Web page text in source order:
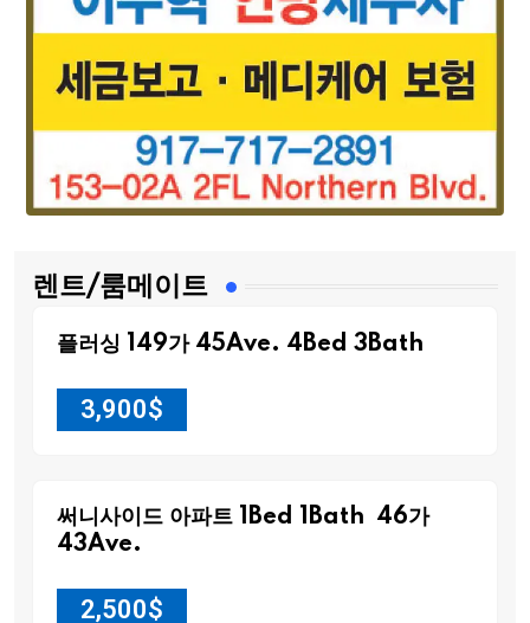
렌트/룸메이트
플러싱 149가 45Ave. 4Bed 3Bath
3,900$
써니사이드 아파트 1Bed 1Bath 46가
43Ave.
2,500$